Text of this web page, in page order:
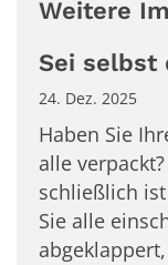
Weitere
Sei selbst
24. Dez. 2025
Haben Sie
alle
schließlich
Sie alle